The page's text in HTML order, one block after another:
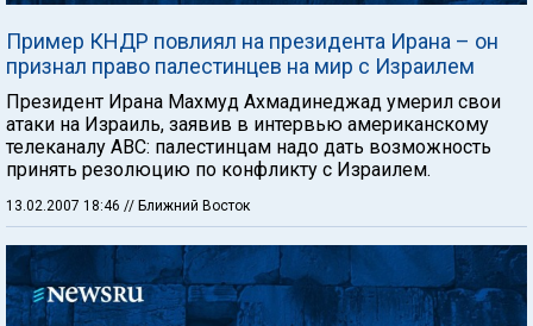
Пример КНДР повлиял на президента Ирана – он
признал право палестинцев на мир с Израилем
Президент Ирана Махмуд Ахмадинеджад умерил свои
атаки на Израиль, заявив в интервью американскому
телеканалу ABC: палестинцам надо дать возможность
принять резолюцию по конфликту с Израилем.
13.02.2007 18:46 // Ближний Восток